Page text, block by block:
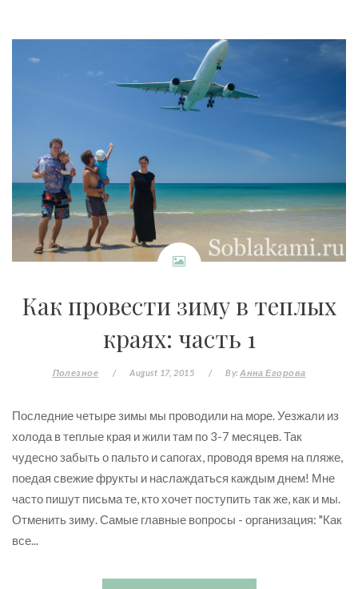
Как провести зиму в теплых
краях: часть 1
Полезное / August 17, 2015 / By:Анна Егорова
Последние четыре зимы мы проводили на море. Уезжали из
холода в теплые края и жили там по 3-7 месяцев. Так
чудесно забыть о пальто и сапогах, проводя время на пляже,
поедая свежие фрукты и наслаждаться каждым днем! Мне
часто пишут письма те, кто хочет поступить так же, как и мы.
Отменить зиму. Самые главные вопросы - организация: "Как
все...